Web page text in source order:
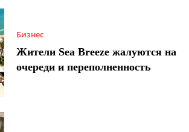
Бизнес
Жители Sea Breeze жалуются на
очереди и переполненность